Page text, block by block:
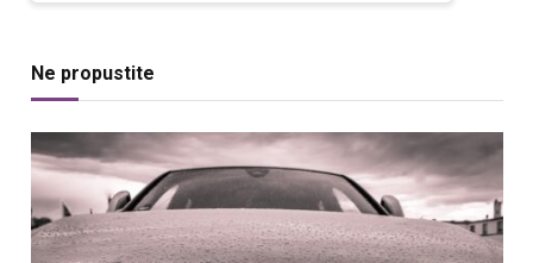
Ne propustite